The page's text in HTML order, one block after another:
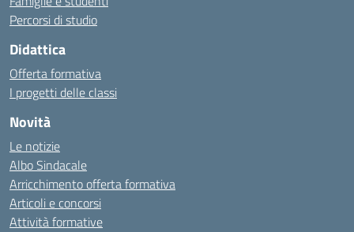
Percorsi di studio
Didattica
Offerta formativa
I progetti delle classi
Novità
Le notizie
Albo Sindacale
Arricchimento offerta formativa
Articoli e concorsi
Attività formative